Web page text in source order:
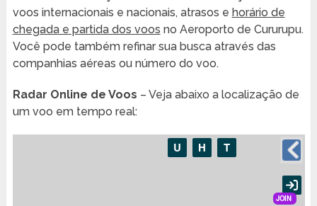
voos internacionais e nacionais, atrasos e horário de
chegada e partida dos voos no Aeroporto de Cururupu.
Você pode também refinar sua busca através das
companhias aéreas ou número do voo.
Radar Online de Voos – Veja abaixo a localização de
um voo em tempo real: